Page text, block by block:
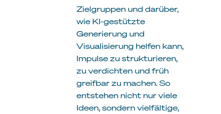
Zielgruppen und darüber,
wie KI-gestützte
Generierung und
Visualisierung helfen kann,
Impulse zu strukturieren,
zu verdichten und früh
greifbar zu machen. So
entstehen nicht nur viele
Ideen, sondern vielfältige,